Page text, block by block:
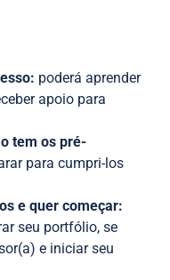
poderá aprender
apoio para
tem os pré-
para cumpri-los
e quer começar:
seu portfólio, se
e iniciar seu